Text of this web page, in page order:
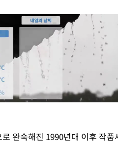
Mute
완숙해진 1990년대 이후 작